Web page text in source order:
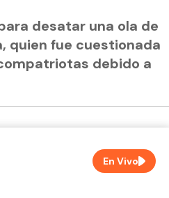
desatar una ola de
quien fue cuestionada
debido a